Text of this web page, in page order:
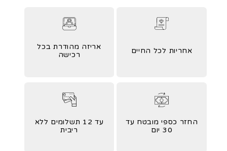
אחריות לכל החיים
אריזה מהודרת בכל
רכישה
החזר כספי מובטח עד
30 יום
עד 12 תשלומים ללא
ריבית